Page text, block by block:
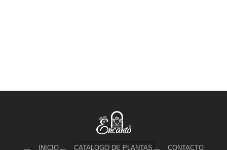
INICIO CATALOGO DE PLANTAS CONTACTO